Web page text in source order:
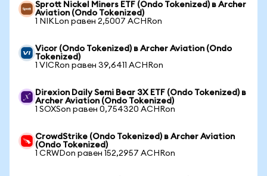
Sprott Nickel Miners ETF (Ondo Tokenized) в Archer
Aviation (Ondo Tokenized)
1 NIKLon равен 2,5007 ACHRon
Vicor (Ondo Tokenized) в Archer Aviation (Ondo
Tokenized)
1 VICRon равен 39,6411 ACHRon
Direxion Daily Semi Bear 3X ETF (Ondo Tokenized) в
Archer Aviation (Ondo Tokenized)
1 SOXSon равен 0,754320 ACHRon
CrowdStrike (Ondo Tokenized) в Archer Aviation
(Ondo Tokenized)
1 CRWDon равен 152,2957 ACHRon